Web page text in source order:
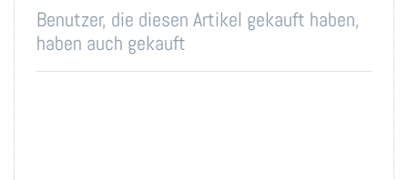
Benutzer, die diesen Artikel gekauft haben,
haben auch gekauft